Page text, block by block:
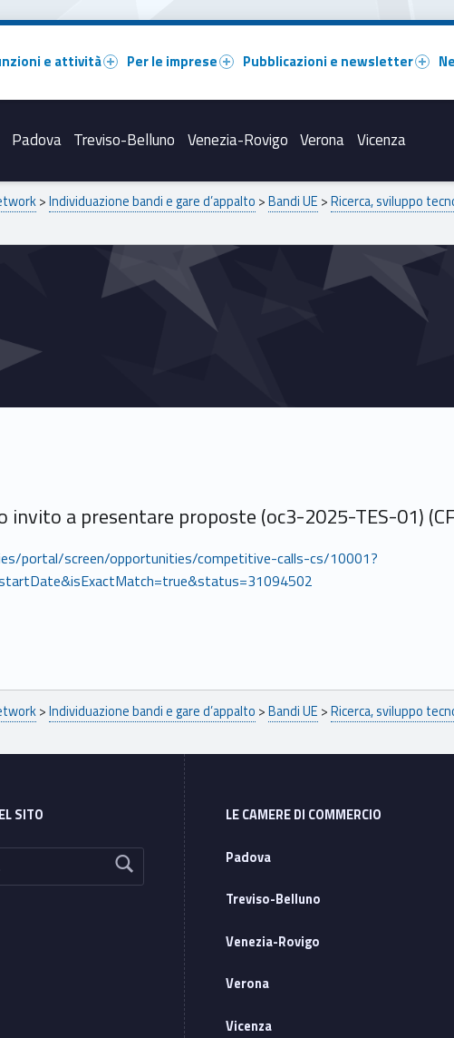
e attività Per le imprese Pubblicazioni e newsletter
Padova Treviso-Belluno Venezia-Rovigo Verona Vicenza
>Individuazione bandi e gare d’appalto >Bandi UE >Ricerca, sviluppo
invito a presentare proposte (oc3-2025-TES-01)
portal/screen/opportunities/competitive-calls-cs/10001?
>Individuazione bandi e gare d’appalto >Bandi UE >Ricerca, sviluppo
SITO
LE CAMERE DI COMMERCIO
Padova
Treviso-Belluno
Venezia-Rovigo
Verona
Vicenza